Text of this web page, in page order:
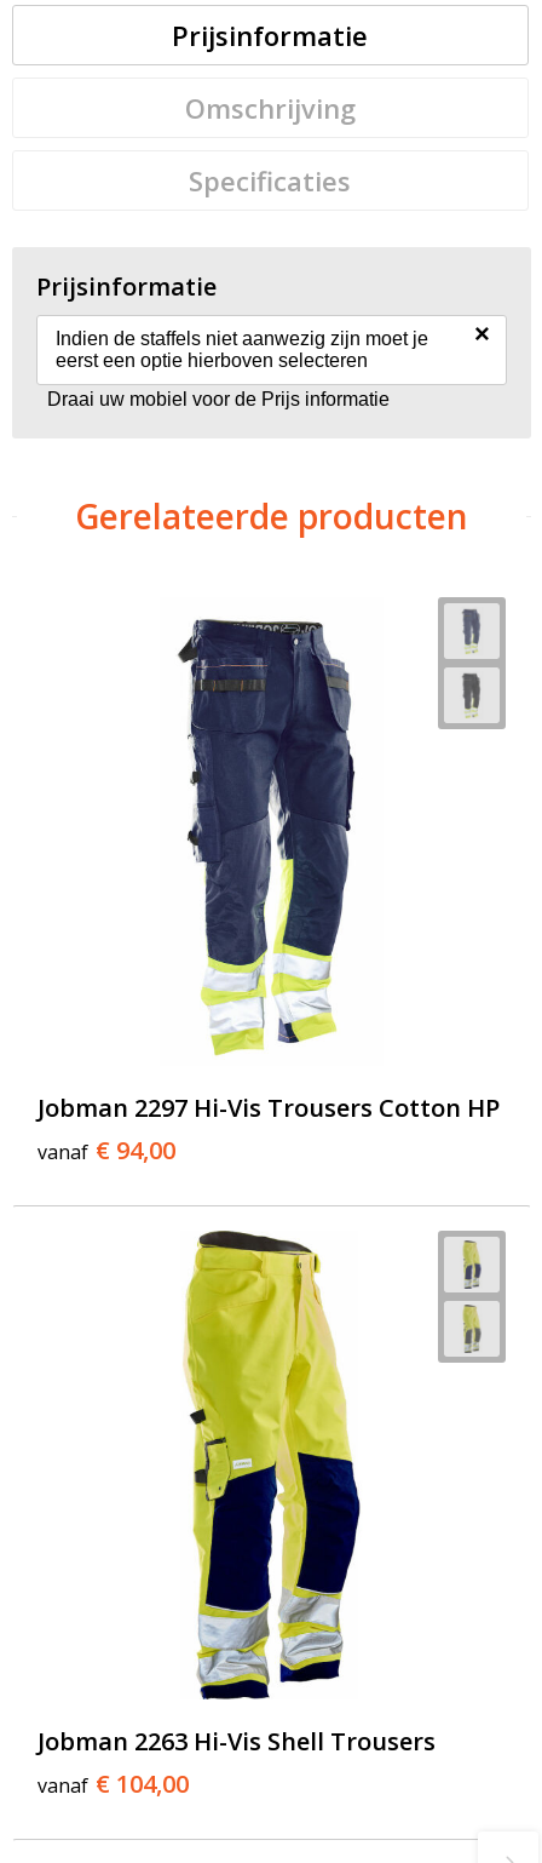
Prijsinformatie
Omschrijving
Specificaties
Prijsinformatie
Indien de staffels niet aanwezig zijn moet je
eerst een optie hierboven selecteren
×
Draai uw mobiel voor de Prijs informatie
Gerelateerde producten
Jobman 2297 Hi-Vis Trousers Cotton HP
vanaf € 94,00
Jobman 2263 Hi-Vis Shell Trousers
vanaf € 104,00